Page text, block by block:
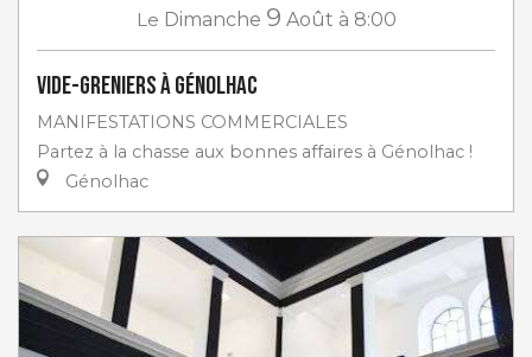
Le Dimanche 9 Août à 8:00
Vide-greniers à Génolhac
MANIFESTATIONS COMMERCIALES
Partez à la chasse aux bonnes affaires à Génolhac !
Génolhac